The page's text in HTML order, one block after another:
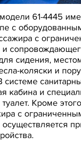
61-4445
с
с
сидения,
коляски и
кабина и
Кроме
с